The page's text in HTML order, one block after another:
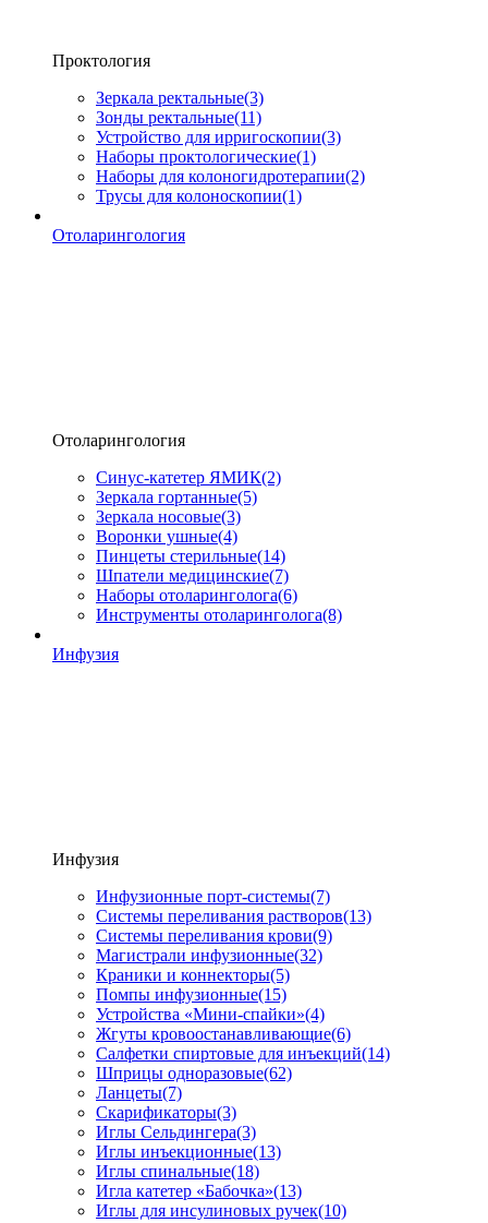
Проктология
Зеркала ректальные(3)
Зонды ректальные(11)
Устройство для ирригоскопии(3)
Наборы проктологические(1)
Наборы для колоногидротерапии(2)
Трусы для колоноскопии(1)
Отоларингология
Отоларингология
Синус-катетер ЯМИК(2)
Зеркала гортанные(5)
Зеркала носовые(3)
Воронки ушные(4)
Пинцеты стерильные(14)
Шпатели медицинские(7)
Наборы отоларинголога(6)
Инструменты отоларинголога(8)
Инфузия
Инфузия
Инфузионные порт-системы(7)
Системы переливания растворов(13)
Системы переливания крови(9)
Магистрали инфузионные(32)
Краники и коннекторы(5)
Помпы инфузионные(15)
Устройства «Мини-спайки»(4)
Жгуты кровоостанавливающие(6)
Салфетки спиртовые для инъекций(14)
Шприцы одноразовые(62)
Ланцеты(7)
Скарификаторы(3)
Иглы Сельдингера(3)
Иглы инъекционные(13)
Иглы спинальные(18)
Игла катетер «Бабочка»(13)
Иглы для инсулиновых ручек(10)